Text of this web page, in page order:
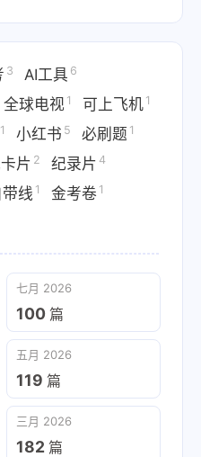
3 AI工具 6
全球电视 1 可上飞机 1
1 小红书 5 必刷题 1
片 2 纪录片 4
带线 1 金考卷 1
七月 2026
100 篇
五月 2026
119 篇
三月 2026
182 篇